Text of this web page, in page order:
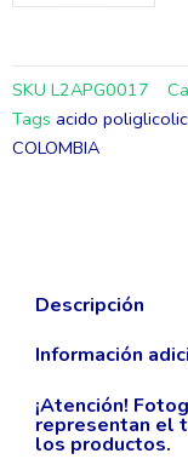
SUTUVET
cantidad
SKU L2APG0017
Tags acido
COLOMBIA
Descripción
Información
¡Atención!
representan el
los productos.